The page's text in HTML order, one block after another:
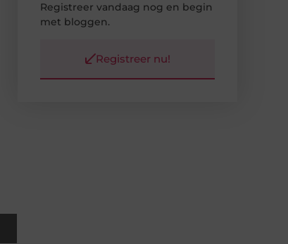
Registreer vandaag nog en begin
met bloggen.
Registreer nu!